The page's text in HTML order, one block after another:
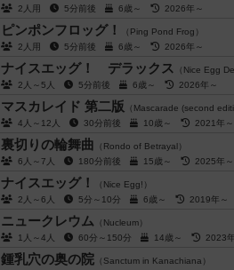
2人用
5分前後 6歳～ 2026年～
ピンポンフロッグ！
（Ping Pond Frog）
2人用
5分前後 6歳～ 2026年～
ナイスエッグ！ デラックス
（Nice Egg
2人～5人
5分前後 6歳～ 2026年～
マスカレイド 第二版 （Mascarade (second
4人～12人
30分前後 10歳～ 2021年～
裏切りの輪舞曲 （Rondo of Betrayal）
6人～7人
180分前後 15歳～ 2025年～
ナイスエッグ！
（Nice Egg!）
2人～6人
5分～10分 6歳～ 2019年～
ニュークレウム （Nucleum）
1人～4人
60分～150分 14歳～ 2023
鍾乳穴の奥の院 （Sanctum in Kanachiana）